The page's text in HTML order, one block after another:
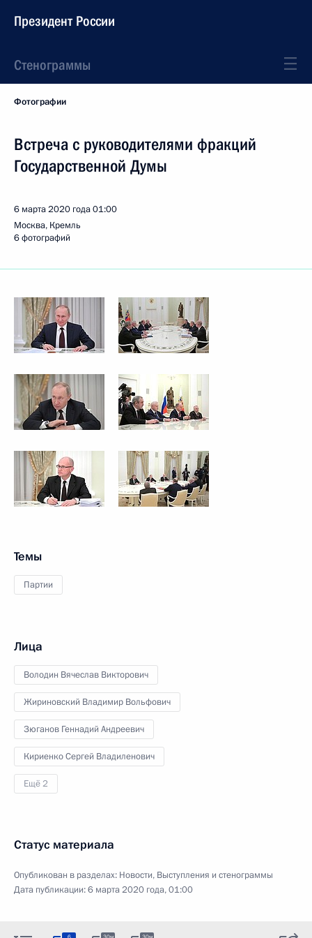
Президент России
Стенограммы
Фотографии
Встреча с руководителями фракций
Государственной Думы
6 марта 2020 года01:00
Москва, Кремль
6 фотографий
Темы
Партии
Лица
Володин Вячеслав Викторович
Жириновский Владимир Вольфович
Зюганов Геннадий Андреевич
Кириенко Сергей Владиленович
Ещё 2
Статус материала
Опубликован в разделах: Новости, Выступления и стенограммы
Дата публикации:6 марта 2020 года, 01:00